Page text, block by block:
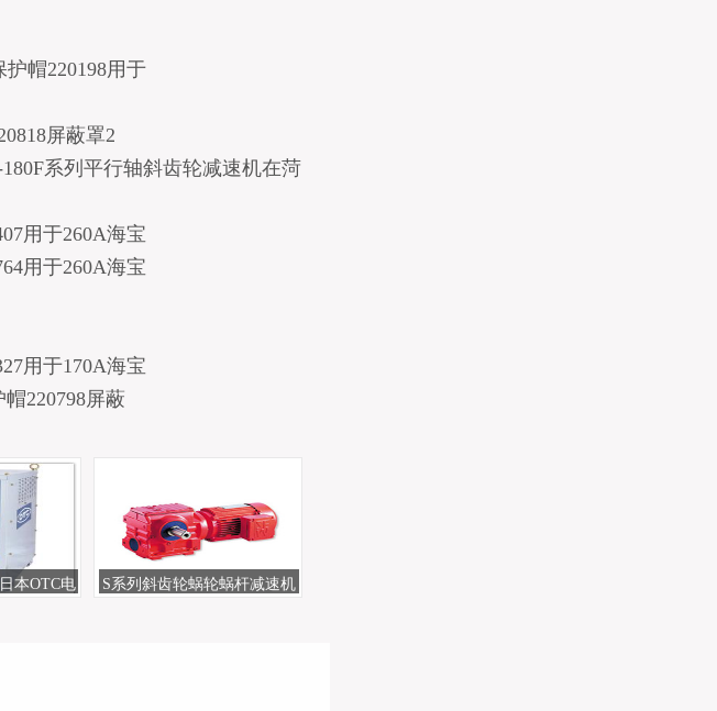
护帽220198用于
屏蔽罩2
系列平行轴斜齿轮减速机在菏
用于260A海宝
用于260A海宝
用于170A海宝
220798屏蔽
本OTC电
S系列斜齿轮蜗轮蜗杆减速机